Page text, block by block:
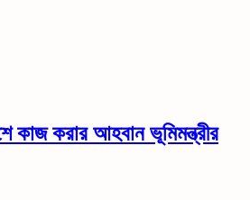
কাজ করার আহবান ভূমিমন্ত্রীর